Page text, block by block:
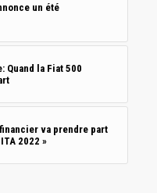
un été
Quand la Fiat 500
va prendre part
2022 »